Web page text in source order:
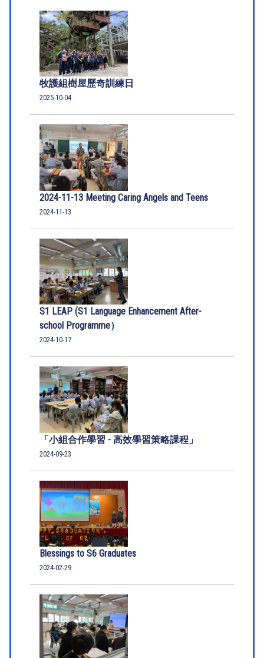
牧護組樹屋歷奇訓練日
2025-10-04
2024-11-13 Meeting Caring Angels and Teens
2024-11-13
S1 LEAP (S1 Language Enhancement After-
school Programme）
2024-10-17
「小組合作學習 - 高效學習策略課程」
2024-09-23
Blessings to S6 Graduates
2024-02-29